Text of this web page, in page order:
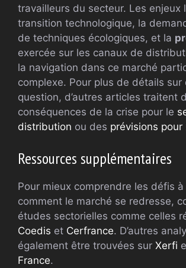
travailleurs du secteur. Les enjeux
transition technologique, la
de techniques écologiques, et la
exercée sur les canaux de
la navigation dans ce marché
complexe. Pour plus de détails sur
question, d’autres articles traitent
conséquences de la crise pour le
distribution ou des prévisions pour
Ressources supplémentaires
Pour mieux comprendre les défis
comment le marché se redresse,
études sectorielles comme celles
Coedis et Cerfrance. D’autres
également être trouvées sur Xerfi
France.